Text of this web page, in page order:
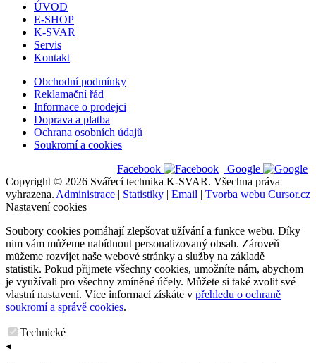
ÚVOD
E-SHOP
K-SVAR
Servis
Kontakt
Obchodní podmínky
Reklamační řád
Informace o prodejci
Doprava a platba
Ochrana osobních údajů
Soukromí a cookies
Facebook
Google
Copyright © 2026 Svářecí technika K-SVAR. Všechna práva
vyhrazena.Administrace | Statistiky | Email | Tvorba webu Cursor.cz
Nastavení cookies
Soubory cookies pomáhají zlepšovat užívání a funkce webu. Díky
nim vám můžeme nabídnout personalizovaný obsah. Zároveň
můžeme rozvíjet naše webové stránky a služby na základě
statistik. Pokud přijmete všechny cookies, umožníte nám, abychom
je využívali pro všechny zmíněné účely. Můžete si také zvolit své
vlastní nastavení. Více informací získáte v přehledu o ochraně
soukromí a správě cookies.
Technické
◂